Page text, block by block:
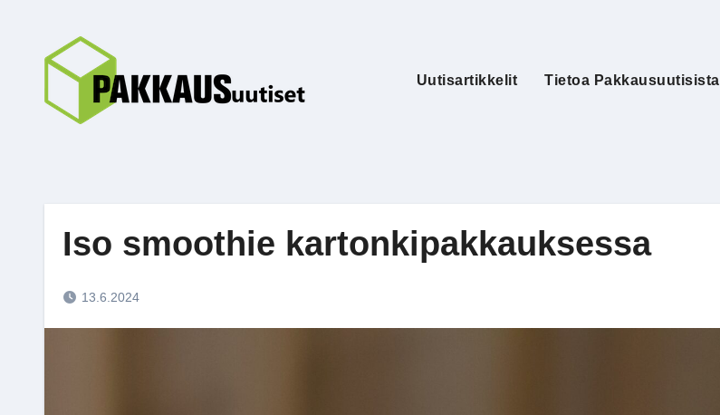
content
Uutisartikkelit
Tietoa Pakkausuutisista
Iso smoothie kartonkipakkauksessa
13.6.2024